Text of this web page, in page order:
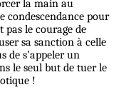
la main au
condescendance pour
pas le courage de
sa sanction à celle
de s’appeler un
le seul but de tuer le
!